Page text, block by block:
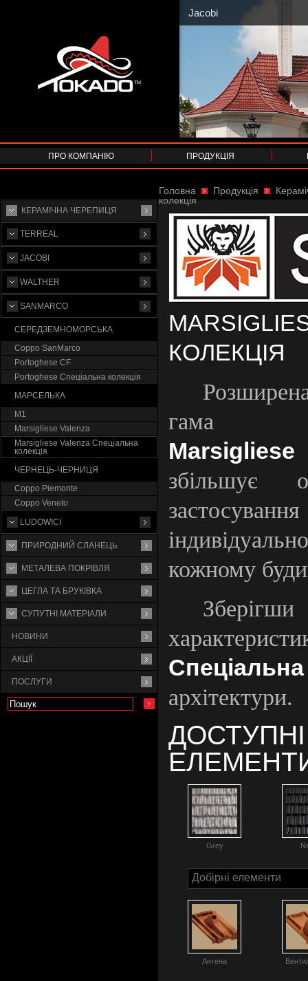
Jacobi
ПРО КОМПАНІЮ ПРОДУКЦІЯ
КЕРАМІЧНА ЧЕРЕПИЦЯ
TERREAL
JACOBI
WALTHER
SANMARCO
СЕРЕДЗЕМНОМОРСЬКА
Coppo SanMarco
Portoghese CF
Portoghese Спеціальна колекція
МАРСЕЛЬКА
М1
Marsigliese Valenza
Marsigliese Valenza Спеціальна
колекція
ЧЕРНЕЦЬ-ЧЕРНИЦЯ
Coppo Piemonte
Coppo Veneto
LUDOWICI
ПРИРОДНИЙ СЛАНЕЦЬ
МЕТАЛЕВА ПОКРІВЛЯ
ЦЕГЛА ТА БРУКІВКА
СУПУТНI МАТЕРIАЛИ
НОВИНИ
АКЦІЇ
ПОСЛУГИ
КОЛЕКЦІЯ
гама
збільшує
кожному
Спеціальна
архітектури.
Grey
Добірні елементи
Антена
Головна Продукція
колекція